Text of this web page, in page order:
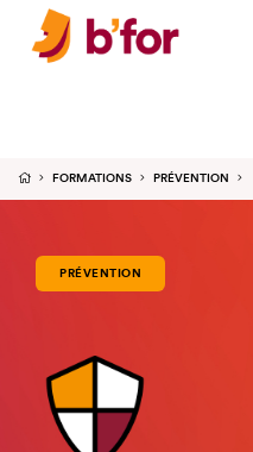
FORMATIONS PRÉVENTION
PRÉVENTION